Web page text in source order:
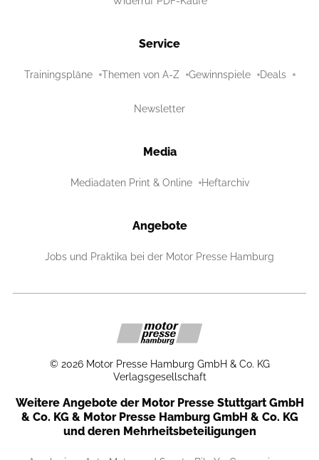
Service
Trainingspläne Themen von A-Z Gewinnspiele Deals
Newsletter
Media
Mediadaten Print & Online Heftarchiv
Angebote
Jobs und Praktika bei der Motor Presse Hamburg
© 2026 Motor Presse Hamburg GmbH & Co. KG
Verlagsgesellschaft
Weitere Angebote der Motor Presse Stuttgart GmbH
& Co. KG & Motor Presse Hamburg GmbH & Co. KG
und deren Mehrheitsbeteiligungen